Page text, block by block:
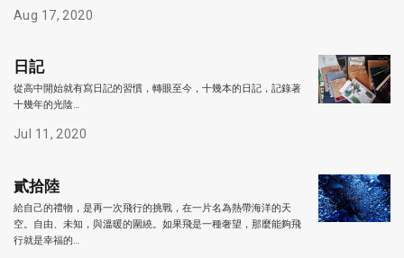
Aug 17, 2020
日記
從高中開始就有寫日記的習慣，轉眼至今，十幾本的日記，記錄著
十幾年的光陰…
Jul 11, 2020
貳拾陸
給自己的禮物，是再一次飛行的挑戰，在一片名為熱帶海洋的天
空。自由、未知，與溫暖的圍繞。如果飛是一種奢望，那麼能夠飛
行就是幸福的…